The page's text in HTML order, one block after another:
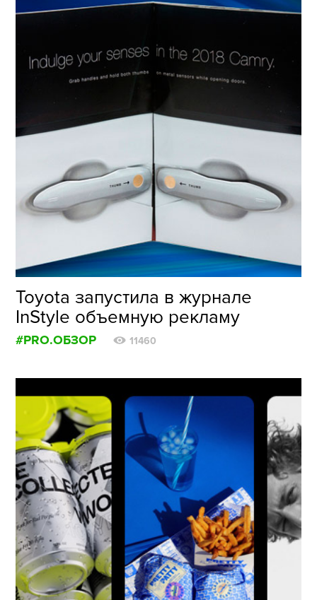
Toyota запустила в журнале
InStyle объемную рекламу
#PRO.ОБЗОР 11460